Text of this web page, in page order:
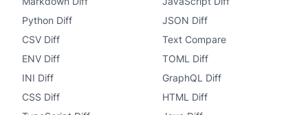
Python Diff
JSON Diff
CSV Diff
Text Compare
ENV Diff
TOML Diff
INI Diff
GraphQL Diff
CSS Diff
HTML Diff